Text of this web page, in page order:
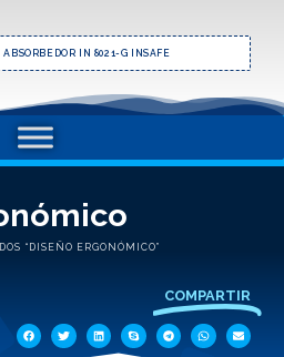
ABSORBEDOR IN 8021-G INSAFE
“DISEÑO ERGONÓMICO”
COMPARTIR